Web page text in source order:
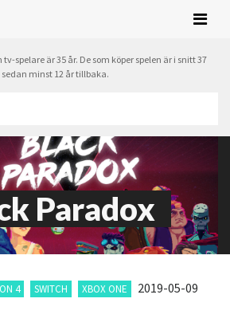
spelare är 35 år. De som köper spelen är i snitt 37
minst 12 år tillbaka.
Paradox
4 SWITCH XBOX ONE
2019-05-09